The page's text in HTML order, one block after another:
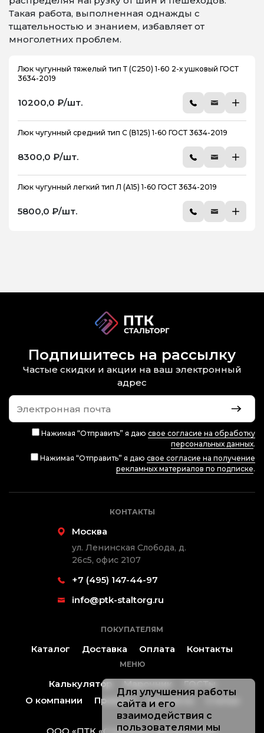
Такая работа, выполненная однажды с
тщательностью и знанием, избавляет от
многолетних проблем.
Люк чугунный тяжелый тип Т (С250) 1-60 2-х ушковый ГОСТ
3634-2019
10200,0 ₽/шт.
Люк чугунный средний тип С (В125) 1-60 ГОСТ 3634-2019
8300,0 ₽/шт.
Люк чугунный легкий тип Л (А15) 1-60 ГОСТ 3634-2019
5800,0 ₽/шт.
Подпишитесь на рассылку
Частые скидки и акции на ваш электронный
адрес
Нажимая “Отправить” я даю свое согласие на обработку
персональных данных.
Нажимая “Отправить” я даю свое согласие на получение
рекламных материалов по подписке.
КОНТАКТЫ
Москва
ул. Ленинская Слобода, д.
26с5, офис 2107
+7 (495) 147-44-97
info@ptk-staltorg.ru
ПОКУПАТЕЛЯМ
Каталог Доставка Оплата Контакты
МЕНЮ
Калькулятор Марочник
ГОСТы
О компании
Проекты Контакты
Для улучшения работы
сайта и его
взаимодействия с
пользователями мы